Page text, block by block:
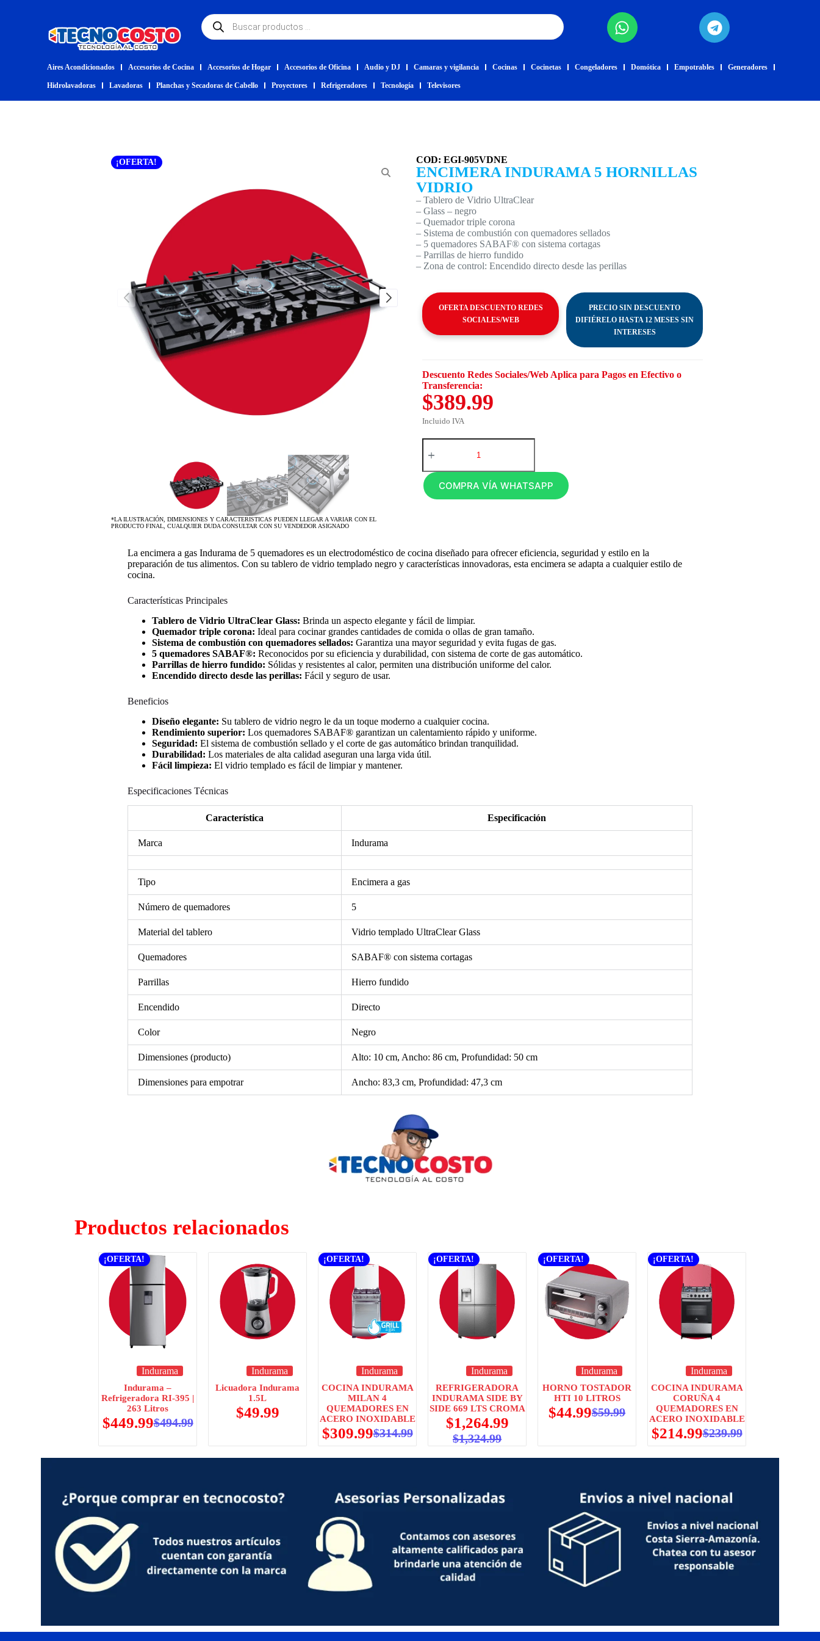
Aires Acondicionados Accesorios de Cocina Accesorios de Hogar Accesorios de Oficina Audio y DJ Camaras y vigilancia Cocinas Cocinetas Congeladores Domótica Empotrables Generadores
Hidrolavadoras Lavadoras Planchas y Secadoras de Cabello Proyectores Refrigeradores Tecnología Televisores
*LA ILUSTRACIÓN, DIMENSIONES Y CARACTERISTICAS PUEDEN LLEGAR A VARIAR CON EL
PRODUCTO FINAL, CUALQUIER DUDA CONSULTAR CON SU VENDEDOR ASIGNADO
COD: EGI-905VDNE
ENCIMERA INDURAMA 5 HORNILLAS
VIDRIO
– Tablero de Vidrio UltraClear
– Glass – negro
– Quemador triple corona
– Sistema de combustión con quemadores sellados
– 5 quemadores SABAF® con sistema cortagas
– Parrillas de hierro fundido
– Zona de control: Encendido directo desde las perillas
OFERTA DESCUENTO REDES
SOCIALES/WEB
PRECIO SIN DESCUENTO
DIFIÉRELO HASTA 12 MESES SIN
INTERESES
Descuento Redes Sociales/Web Aplica para Pagos en Efectivo o
Transferencia:
$389.99
Incluido IVA
COMPRA VÍA WHATSAPP
La encimera a gas Indurama de 5 quemadores es un electrodoméstico de cocina diseñado para ofrecer eficiencia, seguridad y estilo en la
preparación de tus alimentos. Con su tablero de vidrio templado negro y características innovadoras, esta encimera se adapta a cualquier estilo de
cocina.
Características Principales
Tablero de Vidrio UltraClear Glass: Brinda un aspecto elegante y fácil de limpiar.
Quemador triple corona: Ideal para cocinar grandes cantidades de comida o ollas de gran tamaño.
Sistema de combustión con quemadores sellados: Garantiza una mayor seguridad y evita fugas de gas.
5 quemadores SABAF®: Reconocidos por su eficiencia y durabilidad, con sistema de corte de gas automático.
Parrillas de hierro fundido: Sólidas y resistentes al calor, permiten una distribución uniforme del calor.
Encendido directo desde las perillas: Fácil y seguro de usar.
Beneficios
Diseño elegante: Su tablero de vidrio negro le da un toque moderno a cualquier cocina.
Rendimiento superior: Los quemadores SABAF® garantizan un calentamiento rápido y uniforme.
Seguridad: El sistema de combustión sellado y el corte de gas automático brindan tranquilidad.
Durabilidad: Los materiales de alta calidad aseguran una larga vida útil.
Fácil limpieza: El vidrio templado es fácil de limpiar y mantener.
Especificaciones Técnicas
Característica Especificación
Marca Indurama
Tipo Encimera a gas
Número de quemadores 5
Material del tablero Vidrio templado UltraClear Glass
Quemadores SABAF® con sistema cortagas
Parrillas Hierro fundido
Encendido Directo
Color Negro
Dimensiones (producto) Alto: 10 cm, Ancho: 86 cm, Profundidad: 50 cm
Dimensiones para empotrar Ancho: 83,3 cm, Profundidad: 47,3 cm
Productos relacionados
¡OFERTA!
Indurama
Indurama –
Refrigeradora RI-395 |
263 Litros
$494.99
$449.99
Indurama
Licuadora Indurama
1.5L
$49.99
¡OFERTA!
Indurama
COCINA INDURAMA
MILAN 4
QUEMADORES EN
ACERO INOXIDABLE
$314.99
$309.99
¡OFERTA!
Indurama
REFRIGERADORA
INDURAMA SIDE BY
SIDE 669 LTS CROMA
$1,324.99
$1,264.99
¡OFERTA!
Indurama
HORNO TOSTADOR
HTI 10 LITROS
$59.99
$44.99
¡OFERTA!
Indurama
COCINA INDURAMA
CORUÑA 4
QUEMADORES EN
ACERO INOXIDABLE
$239.99
$214.99